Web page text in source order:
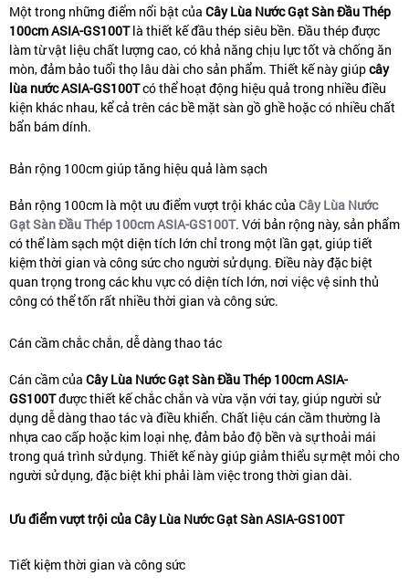
Một trong những điểm nổi bật của Cây Lùa Nước Gạt Sàn Đầu Thép
100cm ASIA-GS100Tlà thiết kế đầu thép siêu bền. Đầu thép được
làm từ vật liệu chất lượng cao, có khả năng chịu lực tốt và chống ăn
mòn, đảm bảo tuổi thọ lâu dài cho sản phẩm. Thiết kế này giúpcây
lùa nước ASIA-GS100Tcó thể hoạt động hiệu quả trong nhiều điều
kiện khác nhau, kể cả trên các bề mặt sàn gồ ghề hoặc có nhiều chất
bẩn bám dính.
Bản rộng 100cm giúp tăng hiệu quả làm sạch
Bản rộng 100cm là một ưu điểm vượt trội khác của Cây Lùa Nước
Gạt Sàn Đầu Thép 100cm ASIA-GS100T. Với bản rộng này, sản phẩm
có thể làm sạch một diện tích lớn chỉ trong một lần gạt, giúp tiết
kiệm thời gian và công sức cho người sử dụng. Điều này đặc biệt
quan trọng trong các khu vực có diện tích lớn, nơi việc vệ sinh thủ
công có thể tốn rất nhiều thời gian và công sức.
Cán cầm chắc chắn, dễ dàng thao tác
Cán cầm của Cây Lùa Nước Gạt Sàn Đầu Thép 100cm ASIA-
GS100Tđược thiết kế chắc chắn và vừa vặn với tay, giúp người sử
dụng dễ dàng thao tác và điều khiển. Chất liệu cán cầm thường là
nhựa cao cấp hoặc kim loại nhẹ, đảm bảo độ bền và sự thoải mái
trong quá trình sử dụng. Thiết kế này giúp giảm thiểu sự mệt mỏi cho
người sử dụng, đặc biệt khi phải làm việc trong thời gian dài.
Ưu điểm vượt trội của Cây Lùa Nước Gạt Sàn ASIA-GS100T
Tiết kiệm thời gian và công sức